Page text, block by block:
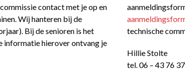
contact met je op en
Wij hanteren bij de
Bij de senioren is het
informatie hierover ontvang je
technische
Hillie Stolte
tel. 06 – 43 76